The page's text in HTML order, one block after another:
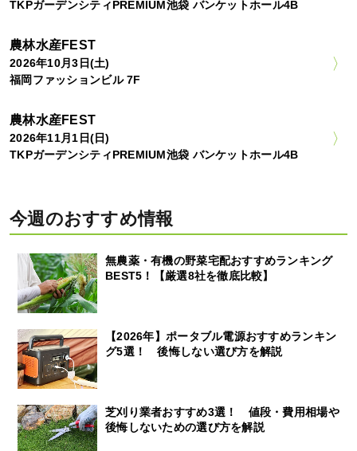
TKPガーデンシティPREMIUM池袋 バンケットホール4B
農林水産FEST
2026年10月3日(土)
福岡ファッションビル 7F
農林水産FEST
2026年11月1日(日)
TKPガーデンシティPREMIUM池袋 バンケットホール4B
今週のおすすめ情報
無農薬・有機の野菜宅配おすすめランキング
BEST5！【厳選8社を徹底比較】
【2026年】ポータブル電源おすすめランキン
グ5選！ 後悔しない選び方を解説
芝刈り業者おすすめ3選！ 値段・費用相場や
後悔しないための選び方を解説